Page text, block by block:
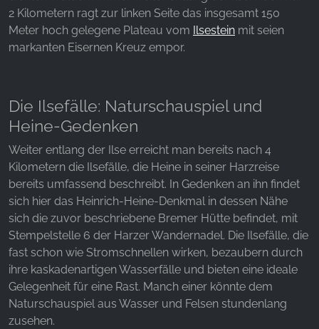
2 Kilometern ragt zur linken Seite das insgesamt 150
Meter hoch gelegene Plateau vom Ilsestein mit seien
markanten Eisernen Kreuz empor.
Die Ilsefälle: Naturschauspiel und
Heine-Gedenken
Weiter entlang der Ilse erreicht man bereits nach 4
Kilometern die Ilsefälle, die Heine in seiner Harzreise
bereits umfassend beschreibt. In Gedenken an ihn findet
sich hier das Heinrich-Heine-Denkmal in dessen Nähe
sich die zuvor beschriebene Bremer Hütte befindet, mit
Stempelstelle 6 der Harzer Wandernadel. Die Ilsefälle, die
fast schon wie Stromschnellen wirken, bezaubern durch
ihre kaskadenartigen Wasserfälle und bieten eine ideale
Gelegenheit für eine Rast. Manch einer könnte dem
Naturschauspiel aus Wasser und Felsen stundenlang
zusehen.
Cookie Laufzeit:
24 Stunden - 2 Jahre
Um Inhalte von Videoplattformen und Social Media
Plattformen anzeigen zu können, werden von
diesen externen Medien Cookies gesetzt.
YouTube